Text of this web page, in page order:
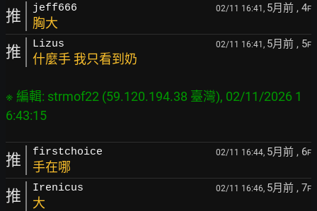
推 jeff666 02/11 16:41, 5月前 , 4F
胸大
推 Lizus 02/11 16:41, 5月前 , 5F
什麼手 我只看到奶
※ 編輯: strmof22 (59.120.194.38 臺灣), 02/11/2026 1
推 firstchoice 02/11 16:44, 5月前 , 6F
手在哪
推 Irenicus 02/11 16:46, 5月前 , 7F
大